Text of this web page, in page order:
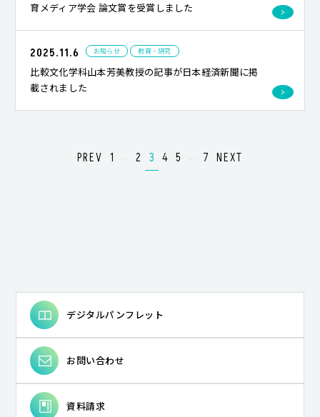
育メディア学会 論文賞を受賞しました
2025.11.6 お知らせ 教育・研究
比較文化学科山本芳美教授の記事が日本経済新聞に掲
載されました
1
PREV ... 2 3 4 5 ... NEXT
7
デジタルパンフレット
お問い合わせ
資料請求